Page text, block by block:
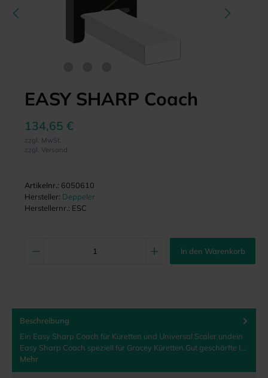
EASY SHARP Coach
134,65 €
zzgl. MwSt.
zzgl. Versand
Artikelnr.: 6050610
Hersteller: Deppeler
Herstellernr.: ESC
In den Warenkorb
Beschreibung
Ein Easy Sharp Coach für Küretten und Universal Scaler undein
Easy Sharp Coach speziell für Gracey Küretten.Gut geschärfte I…
Mehr